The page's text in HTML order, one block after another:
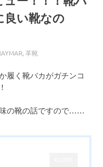
良い靴なの
,革靴
履く靴バカがガチンコ
の靴の話ですので……